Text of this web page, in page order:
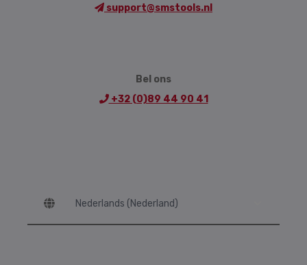
support@smstools.nl
Bel ons
+32 (0)89 44 90 41